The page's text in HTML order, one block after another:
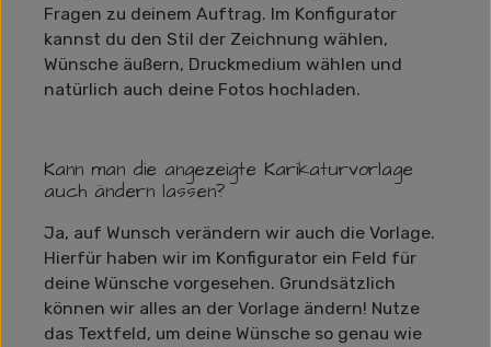
Fragen zu deinem Auftrag. Im Konfigurator
kannst du den Stil der Zeichnung wählen,
Wünsche äußern, Druckmedium wählen und
natürlich auch deine Fotos hochladen.
Kann man die angezeigte Karikaturvorlage
auch ändern lassen?
Ja, auf Wunsch verändern wir auch die Vorlage.
Hierfür haben wir im Konfigurator ein Feld für
deine Wünsche vorgesehen. Grundsätzlich
können wir alles an der Vorlage ändern! Nutze
das Textfeld, um deine Wünsche so genau wie